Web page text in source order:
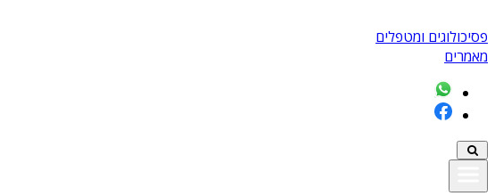
פסיכולוגים ומטפלים
מאמרים